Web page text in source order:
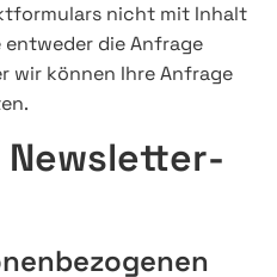
nicht mit Inhalt
die Anfrage
wir können Ihre Anfrage
Newsletter-